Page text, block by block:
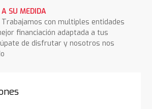
SU MEDIDA
Trabajamos con multiples entidades
financiación adaptada a tus
de disfrutar y nosotros nos